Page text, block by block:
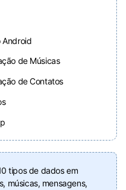
Android
de Músicas
de Contatos
tipos de dados em
músicas, mensagens,